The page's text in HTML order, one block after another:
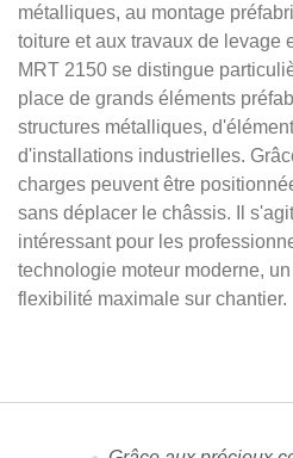
métalliques, au montage
toiture et aux travaux de levage
MRT 2150 se distingue
place de grands éléments
structures métalliques,
d'installations industrielles.
charges peuvent être
sans déplacer le châssis. Il
intéressant pour les
technologie moteur moderne,
flexibilité maximale sur chantier.